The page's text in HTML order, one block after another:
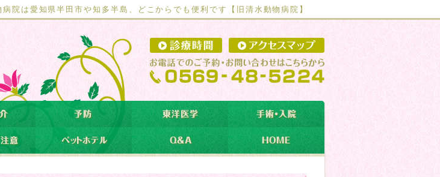
院は愛知県半田市や知多半島、どこからでも便利です【 旧清水動物病院】